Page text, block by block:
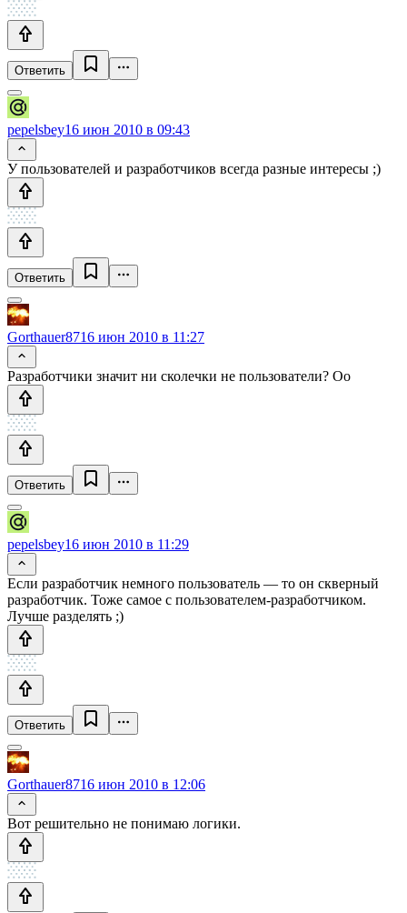
Ответить
pepelsbey16 июн 2010 в 09:43
У пользователей и разработчиков всегда разные интересы ;)
Ответить
Gorthauer8716 июн 2010 в 11:27
Разработчики значит ни сколечки не пользователи? Оо
Ответить
pepelsbey16 июн 2010 в 11:29
Если разработчик немного пользователь — то он скверный
разработчик. Тоже самое с пользователем-разработчиком.
Лучше разделять ;)
Ответить
Gorthauer8716 июн 2010 в 12:06
Вот решительно не понимаю логики.